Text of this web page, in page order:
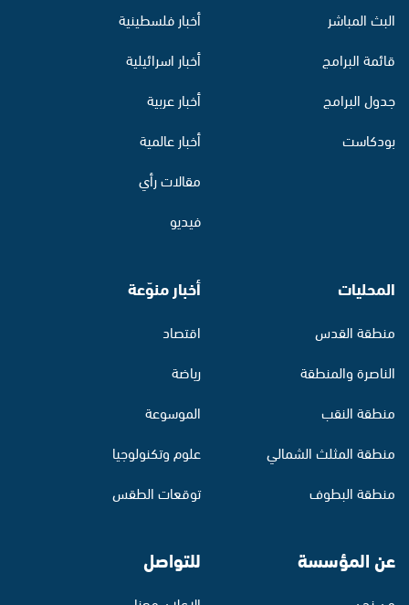
البث المباشر
قائمة البرامج
جدول البرامج
بودكاست
أخبار فلسطينية
أخبار اسرائيلية
أخبار عربية
أخبار عالمية
مقالات رأي
فيديو
المحليات
منطقة القدس
الناصرة والمنطقة
منطقة النقب
منطقة المثلث الشمالي
منطقة البطوف
أخبار منوّعة
اقتصاد
رياضة
الموسوعة
علوم وتكنولوجيا
توقعات الطقس
عن المؤسسة للتواصل